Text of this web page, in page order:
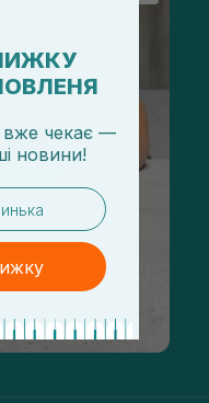
вже чекає —
новини!